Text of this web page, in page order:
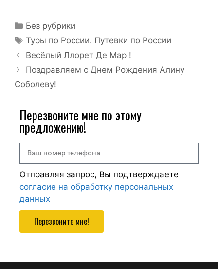
Без рубрики
Туры по России. Путевки по России
Весёлый Ллорет Де Мар !
Поздравляем с Днем Рождения Алину
Соболеву!
Перезвоните мне по этому
предложению!
Отправляя запрос, Вы подтверждаете
согласие на обработку персональных
данных
Перезвоните мне!